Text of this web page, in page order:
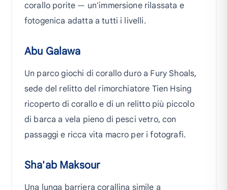
corallo porite — un'immersione rilassata e
fotogenica adatta a tutti i livelli.
Abu Galawa
Un parco giochi di corallo duro a Fury Shoals,
sede del relitto del rimorchiatore Tien Hsing
ricoperto di corallo e di un relitto più piccolo
di barca a vela pieno di pesci vetro, con
passaggi e ricca vita macro per i fotografi.
Sha'ab Maksour
Una lunga barriera corallina simile a